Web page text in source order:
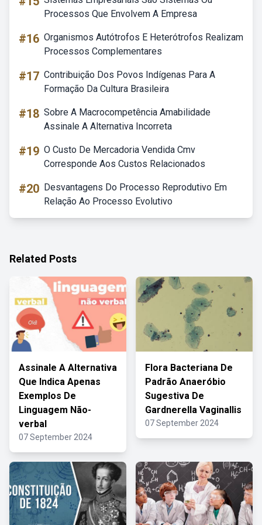
Processos Que Envolvem A Empresa
#16 Organismos Autótrofos E Heterótrofos Realizam
Processos Complementares
#17 Contribuição Dos Povos Indígenas Para A
Formação Da Cultura Brasileira
#18 Sobre A Macrocompetência Amabilidade
Assinale A Alternativa Incorreta
#19 O Custo De Mercadoria Vendida Cmv
Corresponde Aos Custos Relacionados
#20 Desvantagens Do Processo Reprodutivo Em
Relação Ao Processo Evolutivo
Related Posts
Assinale A Alternativa
Que Indica Apenas
Exemplos De
Linguagem Não-
verbal
07 September 2024
Flora Bacteriana De
Padrão Anaeróbio
Sugestiva De
Gardnerella Vaginallis
07 September 2024